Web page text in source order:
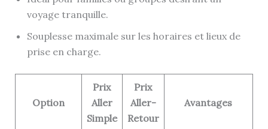
voyage tranquille.
Souplesse maximale sur les horaires et lieux de
prise en charge.
Option
Prix
Aller
Simple
Prix
Aller-
Retour
Avantages